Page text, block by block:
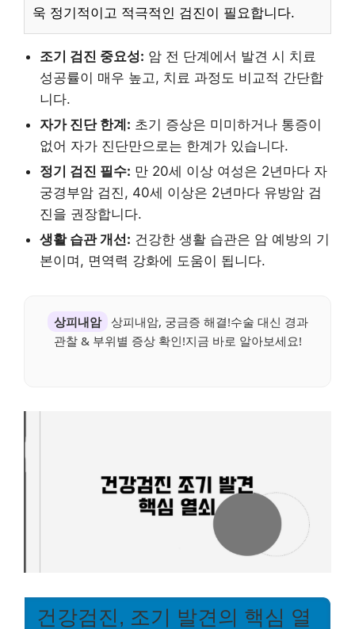
욱 정기적이고 적극적인 검진이 필요합니다.
조기 검진 중요성: 암 전 단계에서 발견 시 치료
성공률이 매우 높고, 치료 과정도 비교적 간단합
니다.
자가 진단 한계: 초기 증상은 미미하거나 통증이
없어 자가 진단만으로는 한계가 있습니다.
정기 검진 필수: 만 20세 이상 여성은 2년마다 자
궁경부암 검진, 40세 이상은 2년마다 유방암 검
진을 권장합니다.
생활 습관 개선: 건강한 생활 습관은 암 예방의 기
본이며, 면역력 강화에 도움이 됩니다.
상피내암
상피내암, 궁금증 해결!수술 대신 경과
관찰 & 부위별 증상 확인!지금 바로 알아보세요!
건강검진, 조기 발견의 핵심 열